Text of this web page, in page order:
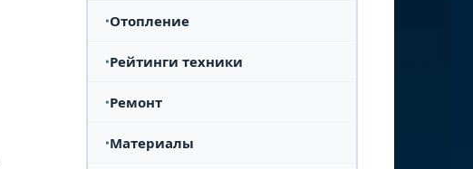
Отопление
Рейтинги техники
Ремонт
Материалы